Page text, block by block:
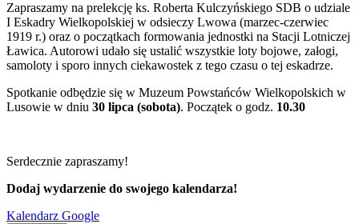
Zapraszamy na prelekcję ks. Roberta Kulczyńskiego SDB o udziale
I Eskadry Wielkopolskiej w odsieczy Lwowa (marzec-czerwiec
1919 r.) oraz o początkach formowania jednostki na Stacji Lotniczej
Ławica. Autorowi udało się ustalić wszystkie loty bojowe, załogi,
samoloty i sporo innych ciekawostek z tego czasu o tej eskadrze.
Spotkanie odbędzie się w Muzeum Powstańców Wielkopolskich w
Lusowie w dniu 30 lipca (sobota). Początek o godz. 10.30
Serdecznie zapraszamy!
Dodaj wydarzenie do swojego kalendarza!
Kalendarz Google